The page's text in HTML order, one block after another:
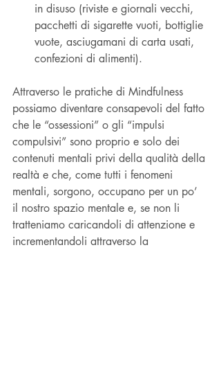
in disuso (riviste e giornali vecchi,
pacchetti di sigarette vuoti, bottiglie
vuote, asciugamani di carta usati,
confezioni di alimenti).
Attraverso le pratiche di Mindfulness
possiamo diventare consapevoli del fatto
che le “ossessioni” o gli “impulsi
compulsivi” sono proprio e solo dei
contenuti mentali privi della qualità della
realtà e che, come tutti i fenomeni
mentali, sorgono, occupano per un po’
il nostro spazio mentale e, se non li
tratteniamo caricandoli di attenzione e
incrementandoli attraverso la